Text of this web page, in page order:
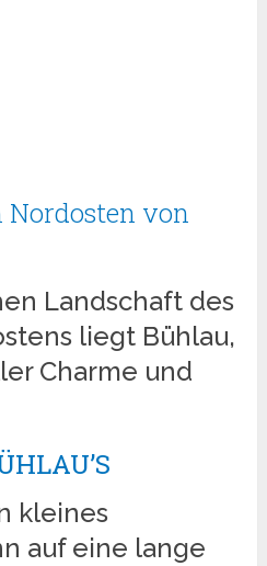
Nordosten von
Landschaft des
liegt Bühlau,
Charme und
kleines
auf eine lange